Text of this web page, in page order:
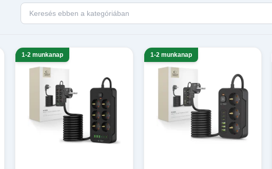
kapacitív kesztyű
Szerviz, szerelés Tartók, állványok Autós tartók
Keresés ebben a kategóriában
1-2 munkanap 1-2 munkanap